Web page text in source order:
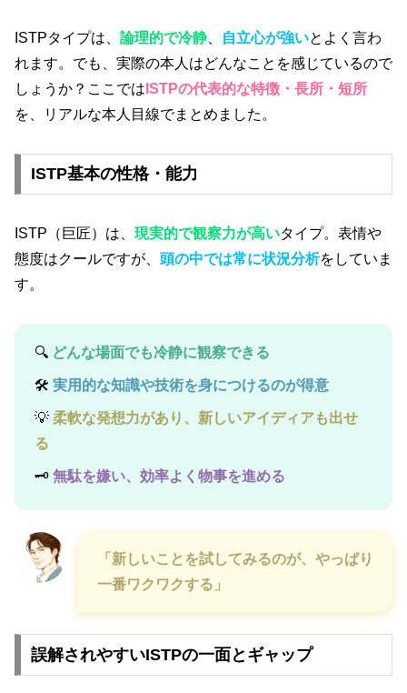
ISTPタイプは、 論理的で冷静、 自立心が強いとよく言わ
れます。でも、実際の本人はどんなことを感じているので
しょうか？ここでは ISTPの代表的な特徴・長所・短所
を、リアルな本人目線でまとめました。
ISTP基本の性格・能力
ISTP（巨匠）は、 現実的で観察力が高いタイプ。表情や
態度はクールですが、 頭の中では常に状況分析をしていま
す。
🔍 どんな場面でも冷静に観察できる
🛠️実用的な知識や技術を身につけるのが得意
💡柔軟な発想力があり、新しいアイディアも出せ
る
🗝️無駄を嫌い、効率よく物事を進める
「新しいことを試してみるのが、やっぱり
一番ワクワクする」
誤解されやすいISTPの一面とギャップ